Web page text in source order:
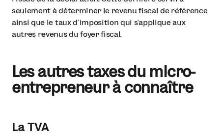
seulement à déterminer le revenu fiscal de référence
ainsi que le taux d’imposition qui s’applique aux
autres revenus du foyer fiscal.
Les autres taxes du micro-
entrepreneur à connaître
La TVA